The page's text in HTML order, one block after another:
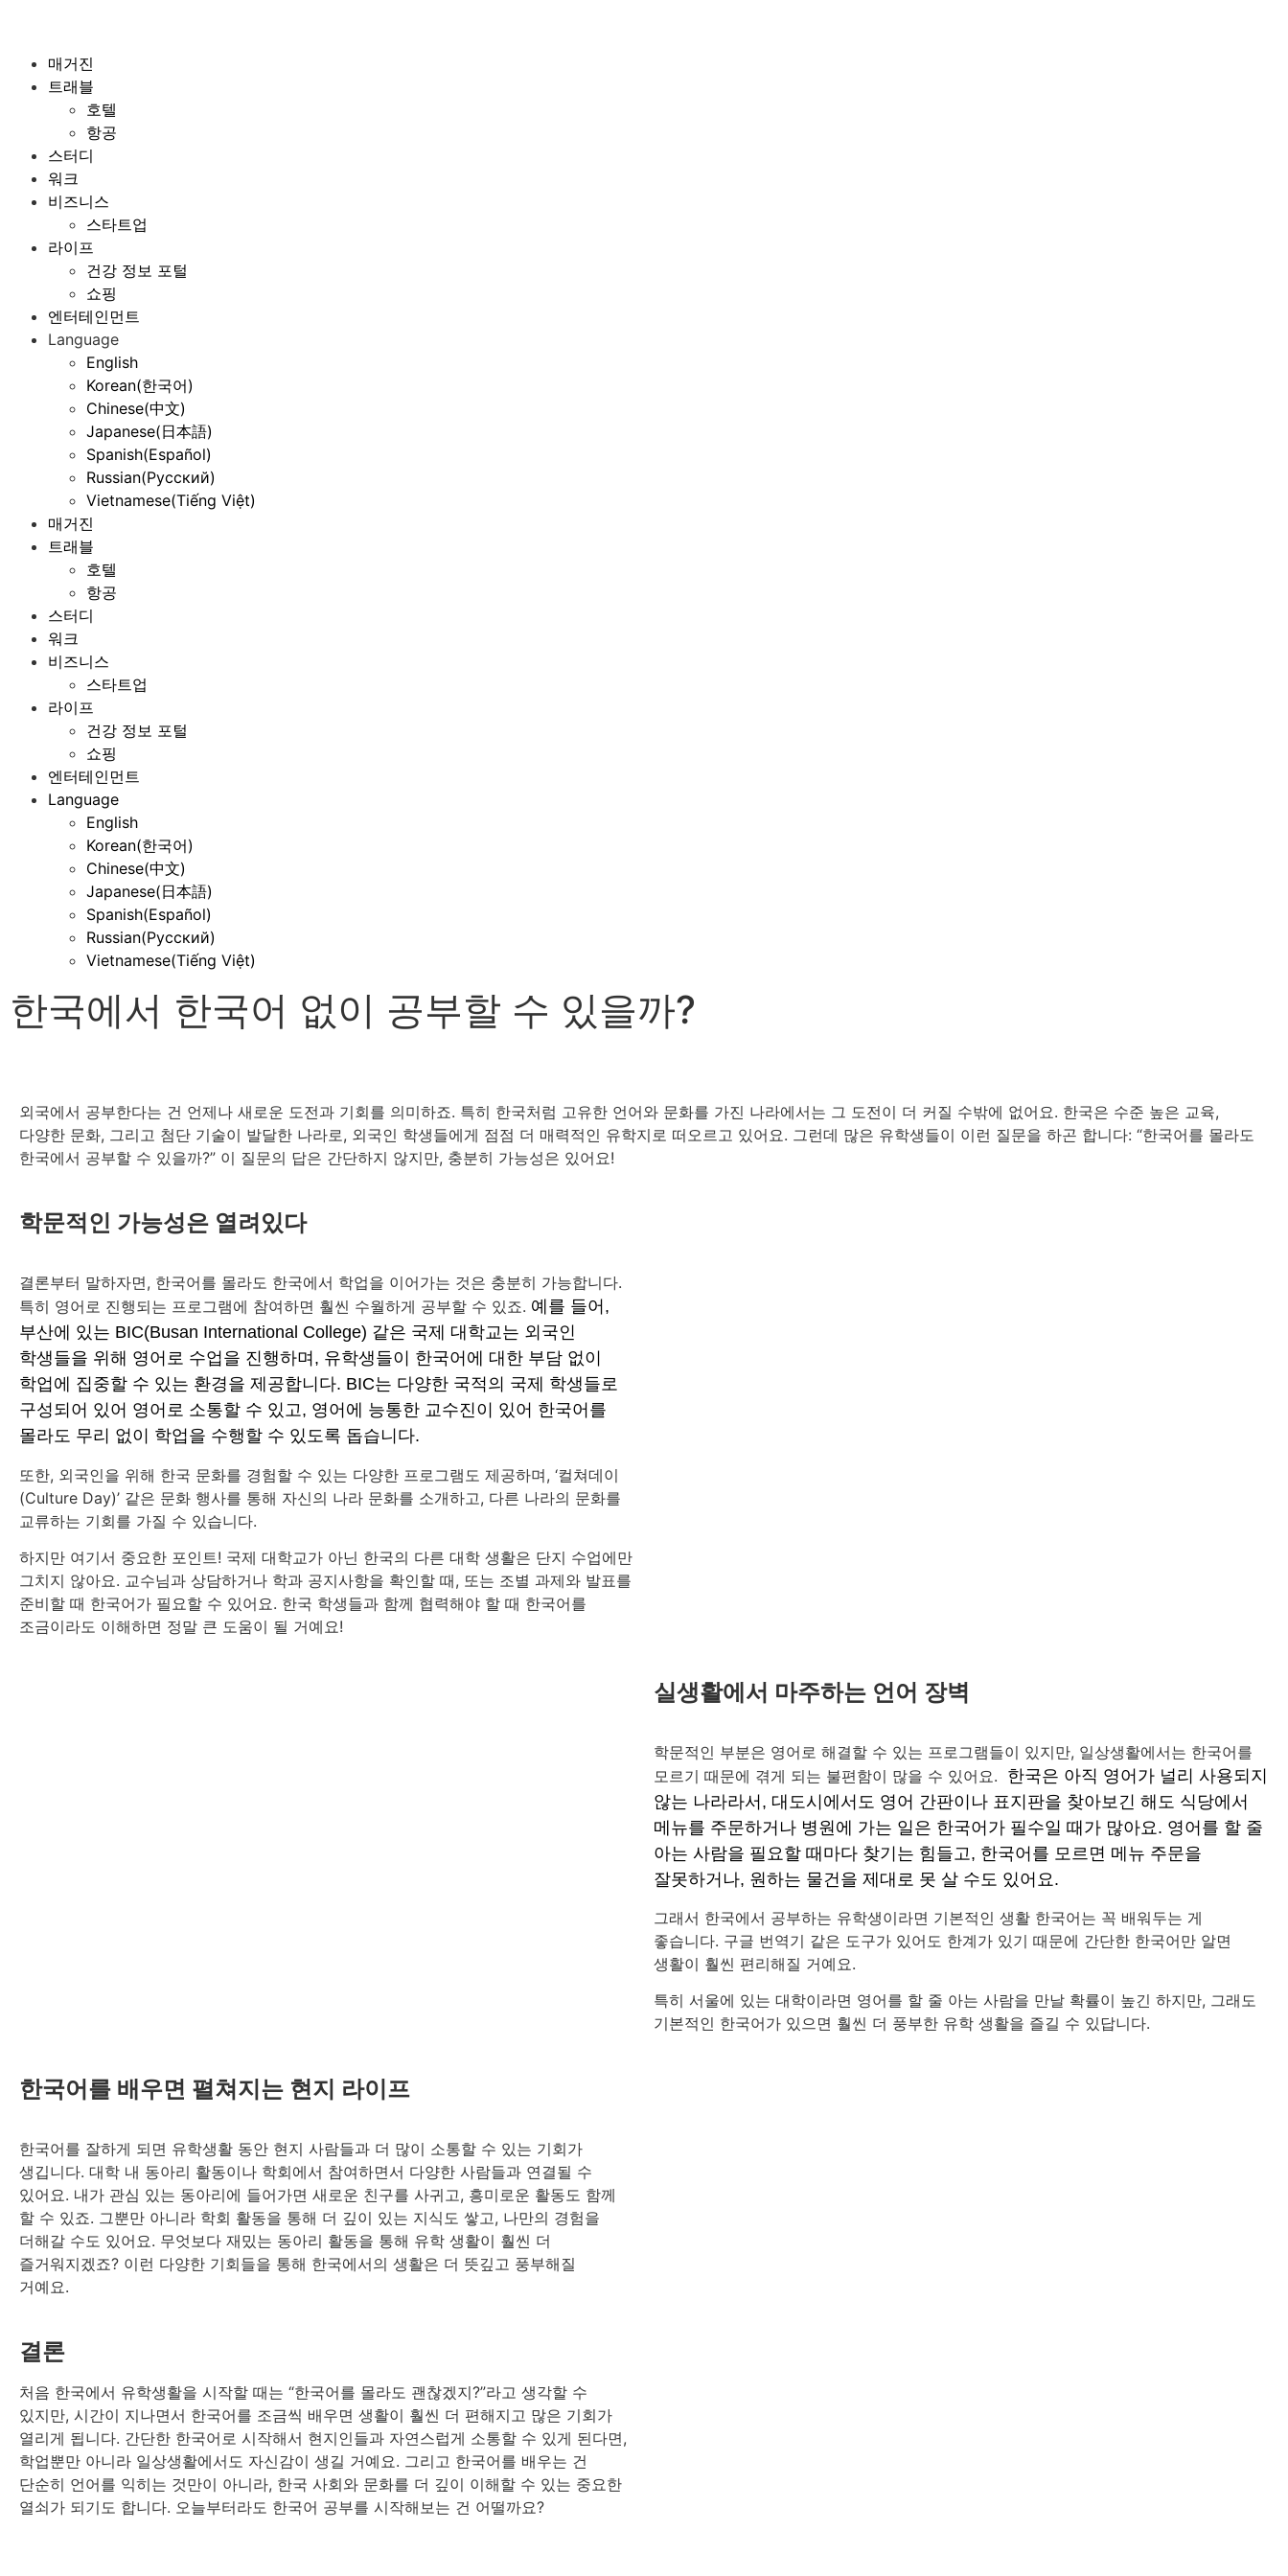
매거진
트래블
호텔
항공
스터디
워크
비즈니스
스타트업
라이프
건강 정보 포털
쇼핑
엔터테인먼트
Language
English
Korean(한국어)
Chinese(中文)
Japanese(日本語)
Spanish(Español)
Russian(Русский)
Vietnamese(Tiếng Việt)
매거진
트래블
호텔
항공
스터디
워크
비즈니스
스타트업
라이프
건강 정보 포털
쇼핑
엔터테인먼트
Language
English
Korean(한국어)
Chinese(中文)
Japanese(日本語)
Spanish(Español)
Russian(Русский)
Vietnamese(Tiếng Việt)
한국에서 한국어 없이 공부할 수 있을까?
외국에서 공부한다는 건 언제나 새로운 도전과 기회를 의미하죠. 특히 한국처럼 고유한 언어와 문화를 가진 나라에서는 그 도전이 더 커질 수밖에 없어요. 한국은 수준 높은 교육,
다양한 문화, 그리고 첨단 기술이 발달한 나라로, 외국인 학생들에게 점점 더 매력적인 유학지로 떠오르고 있어요. 그런데 많은 유학생들이 이런 질문을 하곤 합니다: “한국어를 몰라도
한국에서 공부할 수 있을까?” 이 질문의 답은 간단하지 않지만, 충분히 가능성은 있어요!
학문적인 가능성은 열려있다
결론부터 말하자면, 한국어를 몰라도 한국에서 학업을 이어가는 것은 충분히 가능합니다.
특히 영어로 진행되는 프로그램에 참여하면 훨씬 수월하게 공부할 수 있죠. 예를 들어,
부산에 있는 BIC(Busan International College) 같은 국제 대학교는 외국인
학생들을 위해 영어로 수업을 진행하며, 유학생들이 한국어에 대한 부담 없이
학업에 집중할 수 있는 환경을 제공합니다. BIC는 다양한 국적의 국제 학생들로
구성되어 있어 영어로 소통할 수 있고, 영어에 능통한 교수진이 있어 한국어를
몰라도 무리 없이 학업을 수행할 수 있도록 돕습니다.
또한, 외국인을 위해 한국 문화를 경험할 수 있는 다양한 프로그램도 제공하며, ‘컬쳐데이
(Culture Day)’ 같은 문화 행사를 통해 자신의 나라 문화를 소개하고, 다른 나라의 문화를
교류하는 기회를 가질 수 있습니다.
하지만 여기서 중요한 포인트! 국제 대학교가 아닌 한국의 다른 대학 생활은 단지 수업에만
그치지 않아요. 교수님과 상담하거나 학과 공지사항을 확인할 때, 또는 조별 과제와 발표를
준비할 때 한국어가 필요할 수 있어요. 한국 학생들과 함께 협력해야 할 때 한국어를
조금이라도 이해하면 정말 큰 도움이 될 거예요!
실생활에서 마주하는 언어 장벽
학문적인 부분은 영어로 해결할 수 있는 프로그램들이 있지만, 일상생활에서는 한국어를
모르기 때문에 겪게 되는 불편함이 많을 수 있어요. 한국은 아직 영어가 널리 사용되지
않는 나라라서, 대도시에서도 영어 간판이나 표지판을 찾아보긴 해도 식당에서
메뉴를 주문하거나 병원에 가는 일은 한국어가 필수일 때가 많아요. 영어를 할 줄
아는 사람을 필요할 때마다 찾기는 힘들고, 한국어를 모르면 메뉴 주문을
잘못하거나, 원하는 물건을 제대로 못 살 수도 있어요.
그래서 한국에서 공부하는 유학생이라면 기본적인 생활 한국어는 꼭 배워두는 게
좋습니다. 구글 번역기 같은 도구가 있어도 한계가 있기 때문에 간단한 한국어만 알면
생활이 훨씬 편리해질 거예요.
특히 서울에 있는 대학이라면 영어를 할 줄 아는 사람을 만날 확률이 높긴 하지만, 그래도
기본적인 한국어가 있으면 훨씬 더 풍부한 유학 생활을 즐길 수 있답니다.
한국어를 배우면 펼쳐지는 현지 라이프
한국어를 잘하게 되면 유학생활 동안 현지 사람들과 더 많이 소통할 수 있는 기회가
생깁니다. 대학 내 동아리 활동이나 학회에서 참여하면서 다양한 사람들과 연결될 수
있어요. 내가 관심 있는 동아리에 들어가면 새로운 친구를 사귀고, 흥미로운 활동도 함께
할 수 있죠. 그뿐만 아니라 학회 활동을 통해 더 깊이 있는 지식도 쌓고, 나만의 경험을
더해갈 수도 있어요. 무엇보다 재밌는 동아리 활동을 통해 유학 생활이 훨씬 더
즐거워지겠죠? 이런 다양한 기회들을 통해 한국에서의 생활은 더 뜻깊고 풍부해질
거예요.
결론
처음 한국에서 유학생활을 시작할 때는 “한국어를 몰라도 괜찮겠지?”라고 생각할 수
있지만, 시간이 지나면서 한국어를 조금씩 배우면 생활이 훨씬 더 편해지고 많은 기회가
열리게 됩니다. 간단한 한국어로 시작해서 현지인들과 자연스럽게 소통할 수 있게 된다면,
학업뿐만 아니라 일상생활에서도 자신감이 생길 거예요. 그리고 한국어를 배우는 건
단순히 언어를 익히는 것만이 아니라, 한국 사회와 문화를 더 깊이 이해할 수 있는 중요한
열쇠가 되기도 합니다. 오늘부터라도 한국어 공부를 시작해보는 건 어떨까요?